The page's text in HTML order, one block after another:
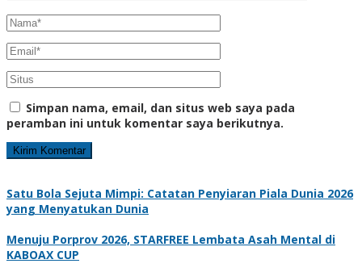
Simpan nama, email, dan situs web saya pada
peramban ini untuk komentar saya berikutnya.
Satu Bola Sejuta Mimpi: Catatan Penyiaran Piala Dunia 2026
yang Menyatukan Dunia
Menuju Porprov 2026, STARFREE Lembata Asah Mental di
KABOAX CUP